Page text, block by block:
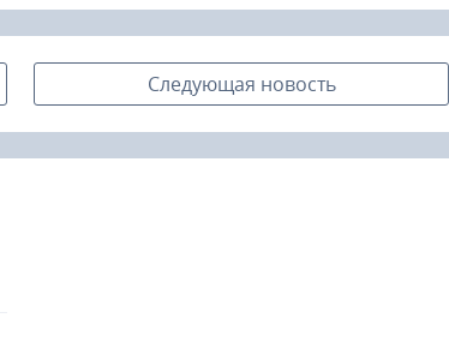
Следующая новость